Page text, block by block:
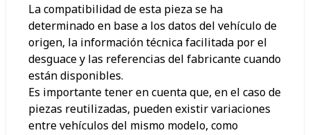
La compatibilidad de esta pieza se ha
determinado en base a los datos del vehículo de
origen, la información técnica facilitada por el
desguace y las referencias del fabricante cuando
están disponibles.
Es importante tener en cuenta que, en el caso de
piezas reutilizadas, pueden existir variaciones
entre vehículos del mismo modelo, como